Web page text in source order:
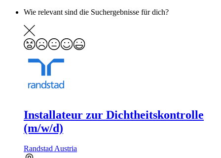
Wie relevant sind die Suchergebnisse für dich?
Installateur zur Dichtheitskontrolle
(m/w/d)
Randstad Austria